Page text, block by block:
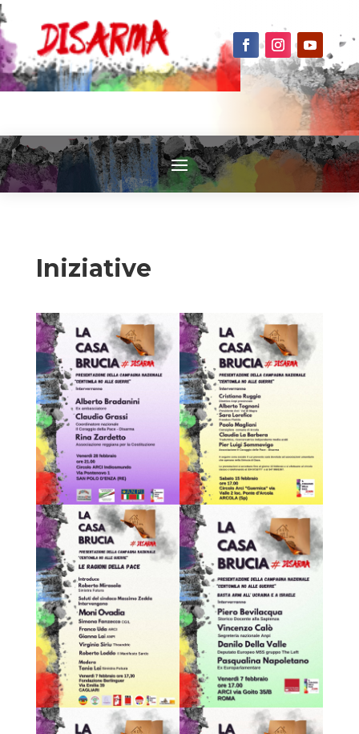
Iniziative